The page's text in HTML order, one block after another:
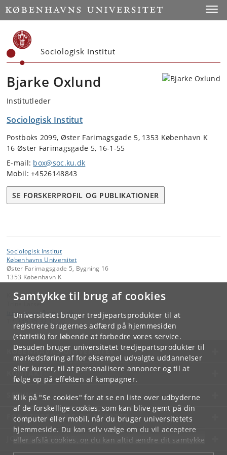
Samtykke til brug af cookies
Universitetet bruger tredjepartsprodukter til at
registrere brugernes adfærd på hjemmesiden
(statistik) for løbende at forbedre vores service.
Desuden bruger universitetet tredjepartsprodukter til
markedsføring af for eksempel udvalgte uddannelser
eller kurser, til at personalisere annoncer og til at
følge op på effekten af kampagner.
Klik på "Se cookies" for at se en liste over udbyderne
af de forskellige cookies, som kan blive gemt på din
computer eller mobil, når du bruger universitetets
hjemmeside. Du kan selv vælge om du vil acceptere
eller afslå cookies, og du kan altid ændre dit samtykke
underCookie- og privatlivspolitiksom du finder i
Start
Sociologisk Institut
Bjarke Oxlund
Institutleder
Sociologisk Institut
Postboks 2099, Øster Farimagsgade 5, 1353 København K
16 Øster Farimagsgade 5, 16-1-55
E-mail: box@soc.ku.dk
Mobil: +4526148843
SE FORSKERPROFIL OG PUBLIKATIONER
Sociologisk Institut
Københavns Universitet
Øster Farimagsgade 5, Bygning 16
1353 København K
Kontakt:
Trine Larsen
trine. larsen@soc.ku .dk
KØBENHAVNS UNIVERSITET
KONTAKT
SERVICES
FOR STUDERENDE OG ANSATTE
JOB OG KARRIERE